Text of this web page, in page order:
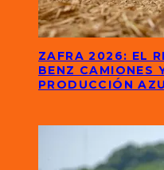
ZAFRA 2026: EL
BENZ CAMIONES
PRODUCCIÓN